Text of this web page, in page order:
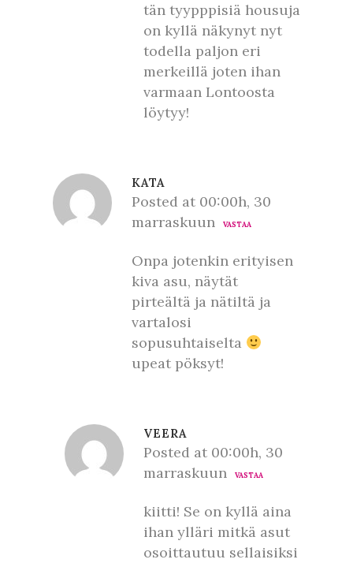
tän tyypppisiä housuja
on kyllä näkynyt nyt
todella paljon eri
merkeillä joten ihan
varmaan Lontoosta
löytyy!
KATA
Posted at 00:00h, 30
marraskuun
VASTAA
Onpa jotenkin erityisen
kiva asu, näytät
pirteältä ja nätiltä ja
vartalosi
sopusuhtaiselta
upeat pöksyt!
VEERA
Posted at 00:00h, 30
marraskuun
VASTAA
kiitti! Se on kyllä aina
ihan ylläri mitkä asut
osoittautuu sellaisiksi